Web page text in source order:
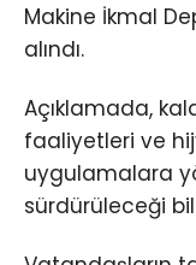
Makine İkmal
alındı.
Açıklamada,
faaliyetleri ve
uygulamalara
sürdürüleceği